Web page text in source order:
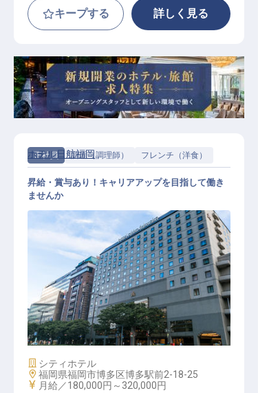
キープする 詳しく見る
正社員 調理（調理師） フレンチ（洋食）
洋食調理
ホテル日航福岡
昇給・賞与あり！キャリアアップを目指して働き
ませんか
施設業態
シティホテル
勤務地
福岡県福岡市博多区博多駅前2-18-25
給与
月給／180,000円～ 320,000円